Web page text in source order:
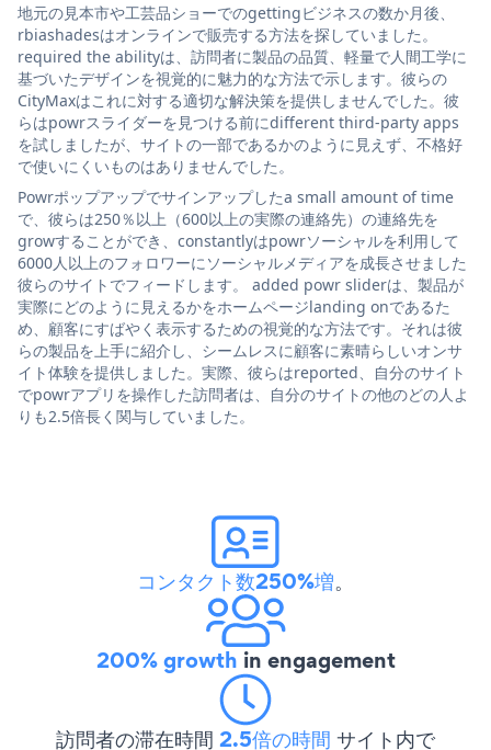
地元の見本市や工芸品ショーでのgettingビジネスの数か月後、
rbiashadesはオンラインで販売する方法を探していました。
required the abilityは、訪問者に製品の品質、軽量で人間工学に
基づいたデザインを視覚的に魅力的な方法で示します。彼らの
CityMaxはこれに対する適切な解決策を提供しませんでした。彼
らはpowrスライダーを見つける前にdifferent third-party apps
を試しましたが、サイトの一部であるかのように見えず、不格好
で使いにくいものはありませんでした。
Powrポップアップでサインアップしたa small amount of time
で、彼らは250％以上（600以上の実際の連絡先）の連絡先を
growすることができ、constantlyはpowrソーシャルを利用して
6000人以上のフォロワーにソーシャルメディアを成長させました
彼らのサイトでフィードします。 added powr sliderは、製品が
実際にどのように見えるかをホームページlanding onであるた
め、顧客にすばやく表示するための視覚的な方法です。それは彼
らの製品を上手に紹介し、シームレスに顧客に素晴らしいオンサ
イト体験を提供しました。実際、彼らはreported、自分のサイト
でpowrアプリを操作した訪問者は、自分のサイトの他のどの人よ
りも2.5倍長く関与していました。
コンタクト数250%増。
200% growth in engagement
訪問者の滞在時間 2.5倍の時間 サイト内で